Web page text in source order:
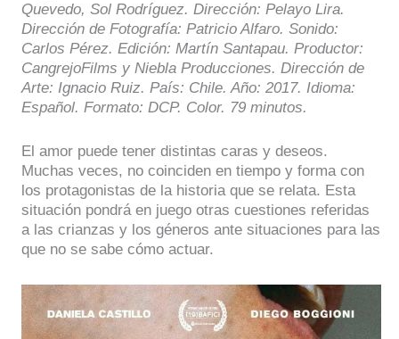
Quevedo, Sol Rodríguez. Dirección: Pelayo Lira.
Dirección de Fotografía: Patricio Alfaro. Sonido:
Carlos Pérez. Edición: Martín Santapau. Productor:
CangrejoFilms y Niebla Producciones. Dirección de
Arte: Ignacio Ruiz. País: Chile. Año: 2017. Idioma:
Español. Formato: DCP. Color. 79 minutos.
El amor puede tener distintas caras y deseos.
Muchas veces, no coinciden en tiempo y forma con
los protagonistas de la historia que se relata. Esta
situación pondrá en juego otras cuestiones referidas
a las crianzas y los géneros ante situaciones para las
que no se sabe cómo actuar.